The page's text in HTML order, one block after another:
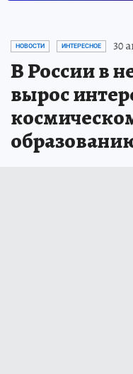
НОВОСТИ ИНТЕРЕСНОЕ 30
В России в
вырос